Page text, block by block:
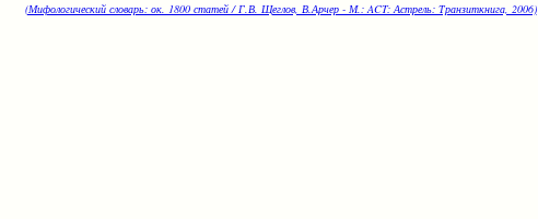
(Мифологический словарь: ок. 1800 статей / Г.В. Щеглов, В.Арчер - М.: ACT: Астрель: Транзиткнига, 2006)